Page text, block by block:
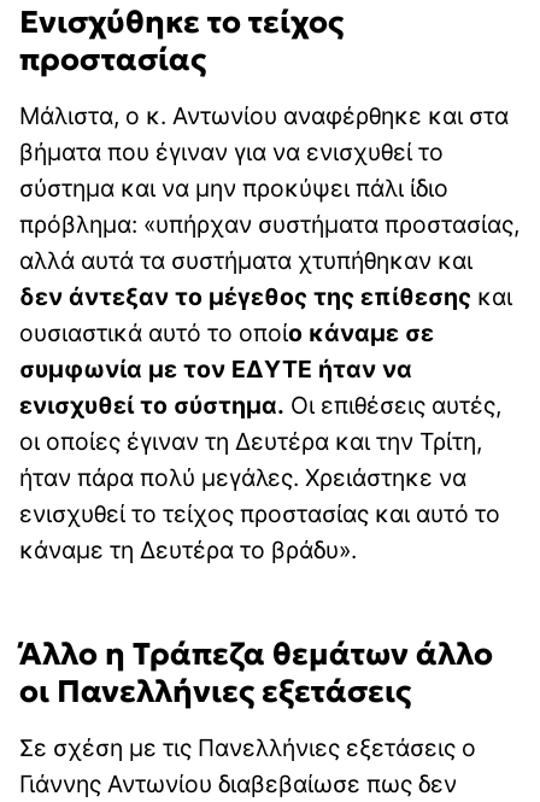
Ενισχύθηκε το τείχος
προστασίας
Μάλιστα, ο κ. Αντωνίου αναφέρθηκε και στα
βήματα που έγιναν για να ενισχυθεί το
σύστημα και να μην προκύψει πάλι ίδιο
πρόβλημα: «υπήρχαν συστήματα προστασίας,
αλλά αυτά τα συστήματα χτυπήθηκαν και
δεν άντεξαν το μέγεθος της επίθεσης και
ουσιαστικά αυτό το οποίο κάναμε σε
συμφωνία με τον ΕΔΥΤΕ ήταν να
ενισχυθεί το σύστημα. Οι επιθέσεις αυτές,
οι οποίες έγιναν τη Δευτέρα και την Τρίτη,
ήταν πάρα πολύ μεγάλες. Χρειάστηκε να
ενισχυθεί το τείχος προστασίας και αυτό το
κάναμε τη Δευτέρα το βράδυ».
Άλλο η Τράπεζα θεμάτων άλλο
οι Πανελλήνιες εξετάσεις
Σε σχέση με τις Πανελλήνιες εξετάσεις ο
Γιάννης Αντωνίου διαβεβαίωσε πως δεν